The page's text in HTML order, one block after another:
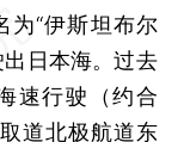
为“伊斯坦布尔
日本海。过去
速行驶（约合
道北极航道东